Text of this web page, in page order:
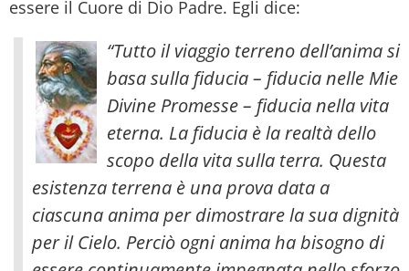
essere il Cuore di Dio Padre. Egli dice:
“Tutto il viaggio terreno dell’anima si
basa sulla fiducia – fiducia nelle Mie
Divine Promesse – fiducia nella vita
eterna. La fiducia è la realtà dello
scopo della vita sulla terra. Questa
esistenza terrena è una prova data a
ciascuna anima per dimostrare la sua dignità
per il Cielo. Perciò ogni anima ha bisogno di